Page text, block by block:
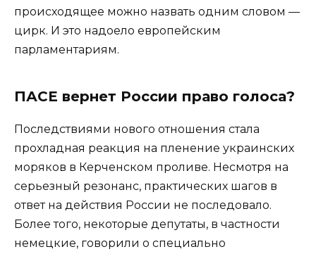
происходящее можно назвать одним словом —
цирк. И это надоело европейским
парламентариям.
ПАСЕ вернет России право голоса?
Последствиями нового отношения стала
прохладная реакция на пленение украинских
моряков в Керченском проливе. Несмотря на
серьезный резонанс, практических шагов в
ответ на действия России не последовало.
Более того, некоторые депутаты, в частности
немецкие, говорили о специально